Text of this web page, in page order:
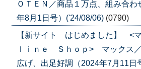
ＯＴＥＮ／商品１万点、組み合
年8月1日号）('24/08/06) (0790)
【新サイト はじめました】 <
ｌｉｎｅ Ｓｈｏｐ> マックス
広げ、出足好調（2024年7月11日